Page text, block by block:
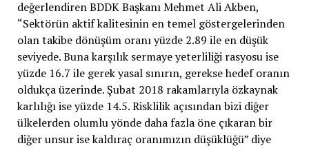
değerlendiren BDDK Başkanı Mehmet Ali Akben,
“Sektörün aktif kalitesinin en temel göstergelerinden
olan takibe dönüşüm oranı yüzde 2.89 ile en düşük
seviyede. Buna karşılık sermaye yeterliliği rasyosu ise
yüzde 16.7 ile gerek yasal sınırın, gerekse hedef oranın
oldukça üzerinde. Şubat 2018 rakamlarıyla özkaynak
karlılığı ise yüzde 14.5. Risklilik açısından bizi diğer
ülkelerden olumlu yönde daha fazla öne çıkaran bir
diğer unsur ise kaldıraç oranımızın düşüklüğü” diye